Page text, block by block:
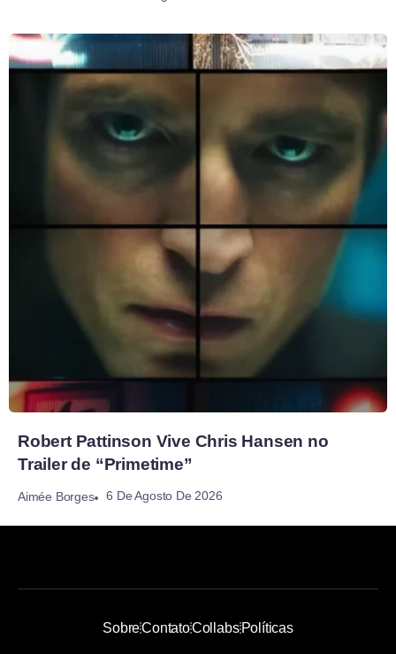
Robert Pattinson Vive Chris Hansen no
Trailer de “Primetime”
Aimée Borges 6 De Agosto De 2026
SobreContatoCollabsPolíticas